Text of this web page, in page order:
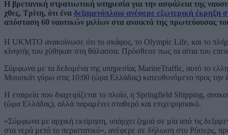
Η βρετανική στρατιωτική υπηρεσία για την ασφάλεια της
χθες, Τρίτη, ότι ένα δεξαμενόπλοιο ανέφερε εξωτερική έκρηξη
απόσταση 60 ναυτικών μιλίων στα ανοικτά της πρωτεύουσας
Η UKMTO ανακοίνωσε ότι το σκάφος, το Olympic Life, και το
κίνησής του χύθηκαν στη θάλασσα. Πρόσθεσε πως τα αίτια του
Σύμφωνα με τα δεδομένα της υπηρεσίας MarineTraffic, αυτό το
Μουσκάτ γύρω στις 10:00 (ώρα Ελλάδας) κατευθυνόμενο προς την
Η εταιρεία που διαχειρίζεται το πλοίο, η Springfield Shipping,
(ώρα Ελλάδας), αλλά παραμένει σταθερό και επιχειρησιακό.
«Σύμφωνα με αρχική εκτίμηση, υπάρχει ζημιά σε μία από τις
στα νερά μετά το περιστατικό», ανέφερε σε δήλωση στο Ρόιτερς,